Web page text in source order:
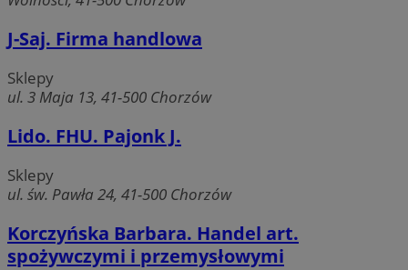
J-Saj. Firma handlowa
Sklepy
ul. 3 Maja 13, 41-500 Chorzów
Lido. FHU. Pajonk J.
Sklepy
ul. św. Pawła 24, 41-500 Chorzów
Korczyńska Barbara. Handel art.
spożywczymi i przemysłowymi